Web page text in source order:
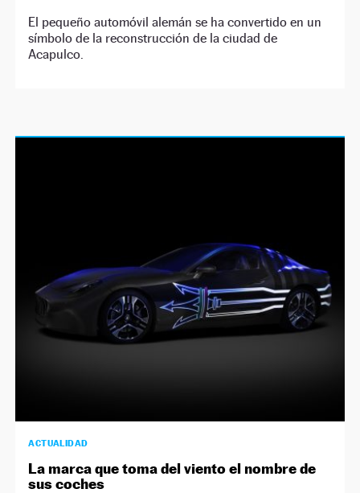
El pequeño automóvil alemán se ha convertido en un
símbolo de la reconstrucción de la ciudad de
Acapulco.
ACTUALIDAD
La marca que toma del viento el nombre de
sus coches